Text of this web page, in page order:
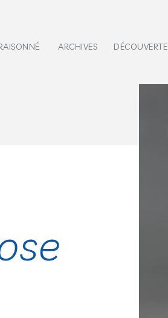
ARCHIVES DÉCOUVERTE